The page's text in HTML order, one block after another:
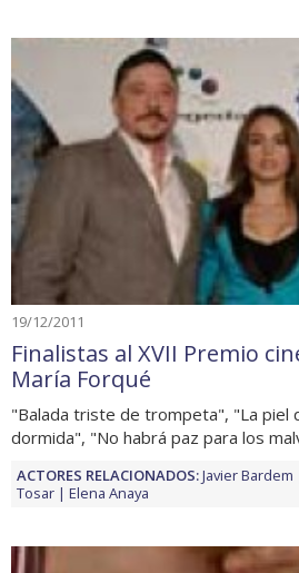
19/12/2011
Finalistas al XVII Premio
María Forqué
"Balada triste de trompeta", "La piel
dormida", "No habrá paz para los
ACTORES RELACIONADOS:Javier Bardem
Tosar
Elena Anaya